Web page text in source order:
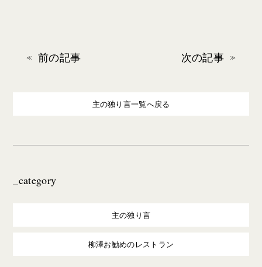
前の記事 次の記事
主の独り言一覧へ戻る
_category
主の独り言
柳澤お勧めのレストラン